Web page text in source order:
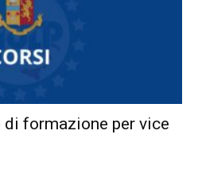
formazione per vice